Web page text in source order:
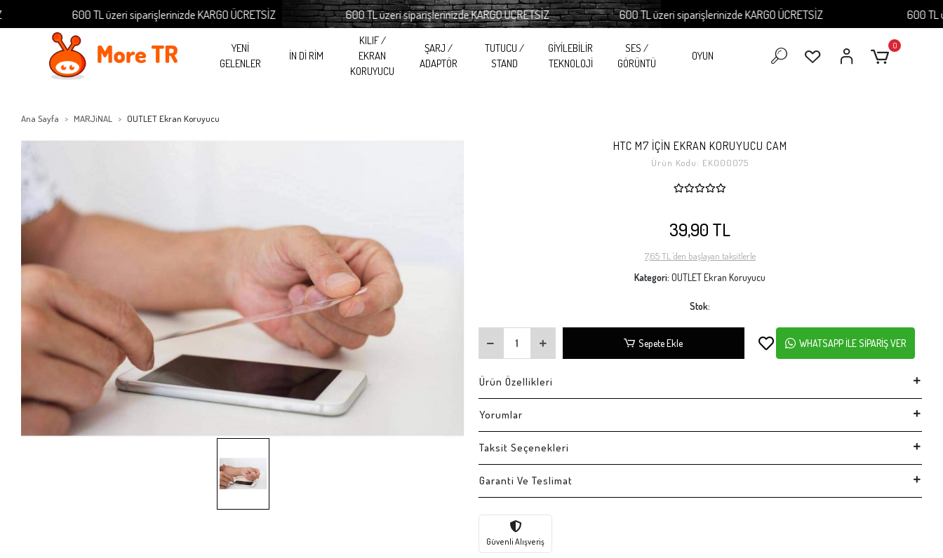
600 TL üzeri siparişlerinizde KARGO ÜCRETSİZ 600 TL üzeri siparişlerinizde KARGO ÜCRETSİZ 600 TL üzeri siparişlerinizde KARGO ÜCRETSİZ 600 TL
YENİ
GELENLER
İN Dİ RİM
KILIF /
EKRAN
KORUYUCU
ŞARJ /
ADAPTÖR
TUTUCU /
STAND
GİYİLEBİLİR
TEKNOLOJİ
SES /
GÖRÜNTÜ
OYUN
0
Ana Sayfa MARJiNAL OUTLET Ekran Koruyucu
HTC M7 İÇİN EKRAN KORUYUCU CAM
Ürün Kodu: EK000075
39,90 TL
7,65 TL 'den başlayan taksitlerle
Kategori:OUTLET Ekran Koruyucu
Stok:
Sepete Ekle WHATSAPP İLE SİPARİŞ VER
Ürün Özellikleri
Yorumlar
Taksit Seçenekleri
Garanti Ve Teslimat
Güvenli Alışveriş